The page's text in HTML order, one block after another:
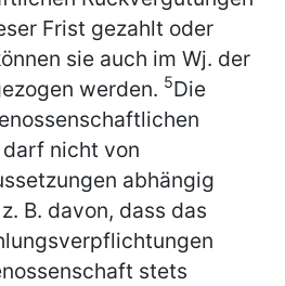
Frist gezahlt oder
sie auch im Wj. der
werden. 5Die
nicht von
abhängig
B. davon, dass das
stets